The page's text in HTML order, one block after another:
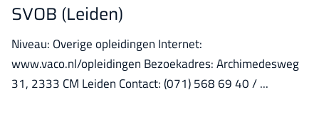
SVOB (Leiden)
Niveau: Overige opleidingen Internet:
www.vaco.nl/opleidingen Bezoekadres: Archimedesweg
31, 2333 CM Leiden Contact: (071) 568 69 40 / ...